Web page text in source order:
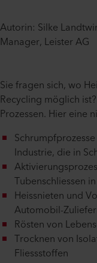
Autorin: Silke
Manager, Leister AG
Sie fragen sich, wo
Recycling möglich
Prozessen. Hier eine
Industrie, die in
Tubenschliessen
Heissnieten und
Automobil-
Rösten von
Trocknen von
Fliessstoffen